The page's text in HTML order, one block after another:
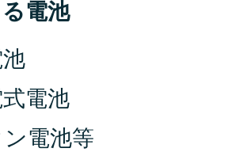
電池
電池
電池等